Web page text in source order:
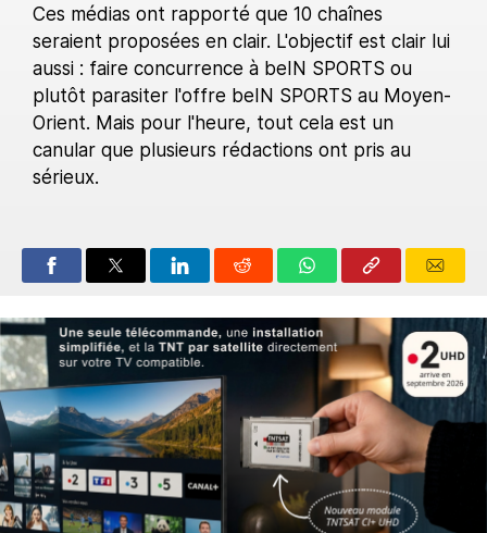
Ces médias ont rapporté que 10 chaînes
seraient proposées en clair. L'objectif est clair lui
aussi : faire concurrence à beIN SPORTS ou
plutôt parasiter l'offre beIN SPORTS au Moyen-
Orient. Mais pour l'heure, tout cela est un
canular que plusieurs rédactions ont pris au
sérieux.